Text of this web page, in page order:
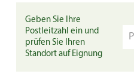
Geben Sie Ihre
Postleitzahl ein und
prüfen Sie Ihren
Standort auf Eignung